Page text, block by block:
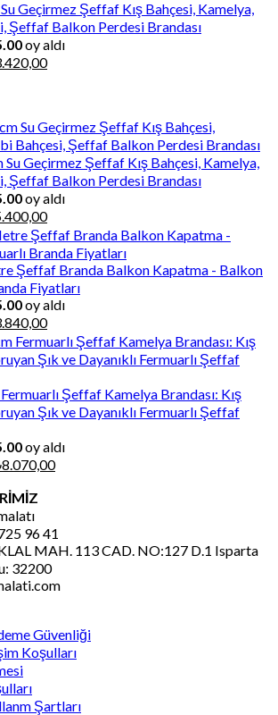
Geçirmez Şeffaf Kış Bahçesi, Kamelya,
Şeffaf Balkon Perdesi Brandası
oy aldı
Şu
Su Geçirmez Şeffaf Kış Bahçesi, Kamelya,
Şeffaf Balkon Perdesi Brandası
oy aldı
Şu
andaki
fiyat:
₺5.400,00.
Şeffaf Branda Balkon Kapatma - Balkon
Fiyatları
oy aldı
Şu
andaki
fiyat:
₺3.840,00.
Şeffaf Kamelya Brandası: Kış
Şık ve Dayanıklı Fermuarlı Şeffaf
oy aldı
8.070,00Şu
96 41
MAH. 113 CAD. NO:127 D.1 Isparta
32200
Güvenliği
Koşulları
Şartları